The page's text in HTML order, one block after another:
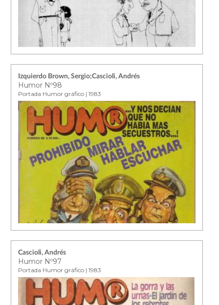
Izquierdo Brown, Sergio;Cascioli, Andrés
Humor Nº98
Portada Humor gráfico | 1983
Cascioli, Andrés
Humor Nº97
Portada Humor gráfico | 1983